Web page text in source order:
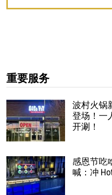
重要服务
波村火锅
登场！一
开涮！
感恩节吃
喊：冲